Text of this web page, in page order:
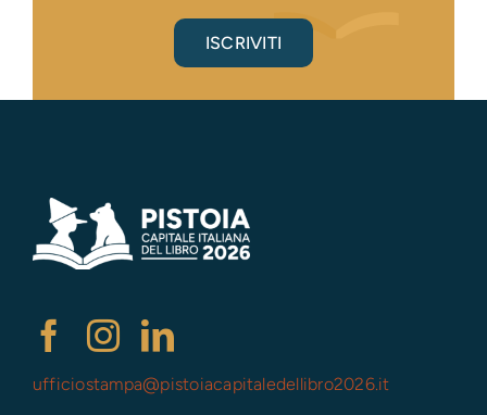
ISCRIVITI
ufficiostampa@pistoiacapitaledellibro2026.it